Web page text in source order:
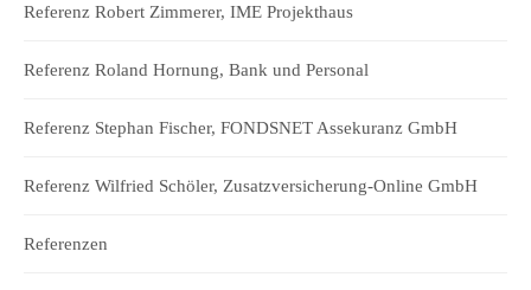
Referenz Robert Zimmerer, IME Projekthaus
Referenz Roland Hornung, Bank und Personal
Referenz Stephan Fischer, FONDSNET Assekuranz GmbH
Referenz Wilfried Schöler, Zusatzversicherung-Online GmbH
Referenzen